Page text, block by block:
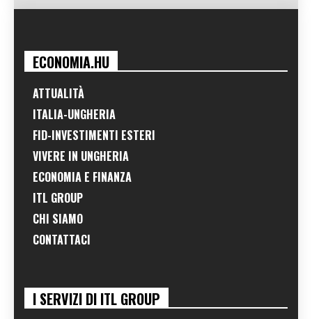
ECONOMIA.HU
ATTUALITÀ
ITALIA-UNGHERIA
FID-INVESTIMENTI ESTERI
VIVERE IN UNGHERIA
ECONOMIA E FINANZA
ITL GROUP
CHI SIAMO
CONTATTACI
I SERVIZI DI ITL GROUP